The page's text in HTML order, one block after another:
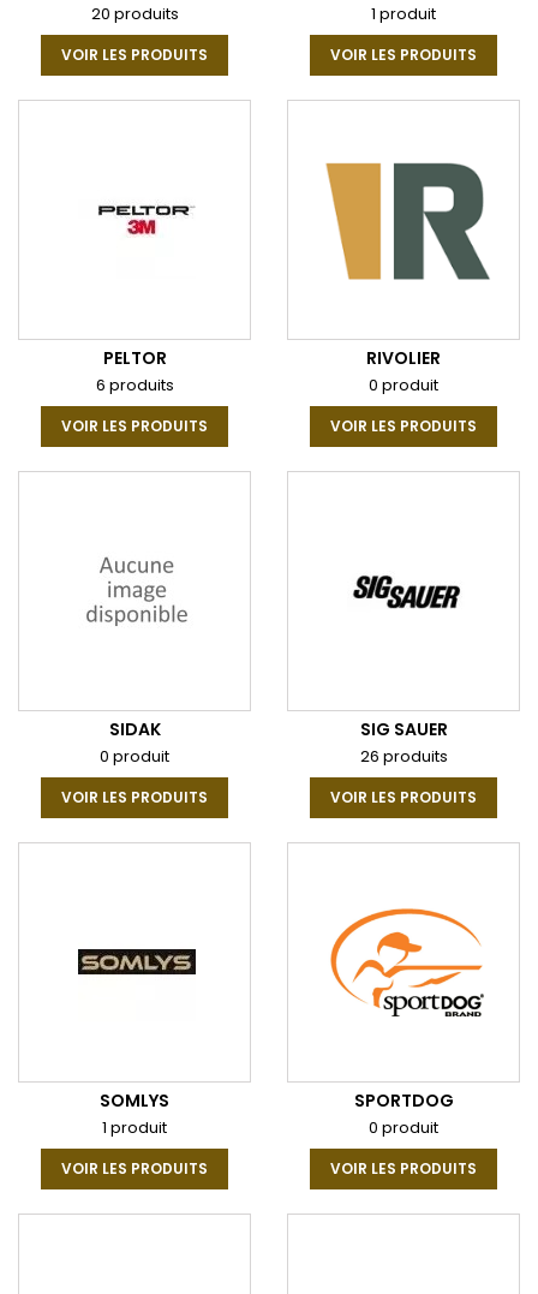
20 produits
VOIR LES PRODUITS
1 produit
VOIR LES PRODUITS
PELTOR
6 produits
VOIR LES PRODUITS
RIVOLIER
0 produit
VOIR LES PRODUITS
SIDAK
0 produit
VOIR LES PRODUITS
SIG SAUER
26 produits
VOIR LES PRODUITS
SOMLYS
1 produit
VOIR LES PRODUITS
SPORTDOG
0 produit
VOIR LES PRODUITS